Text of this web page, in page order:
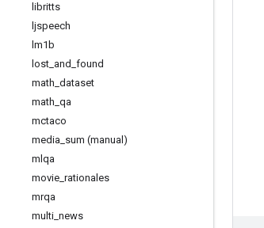
libritts
ljspeech
lm1b
lost and found
math dataset
math qa
mctaco
media sum (manual)
mlqa
movie rationales
mrqa
multi news